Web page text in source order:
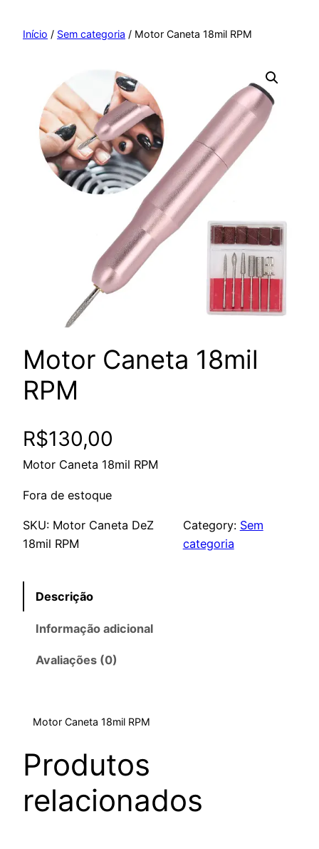
paraInício / Sem categoria / Motor Caneta 18mil RPM
Motor Caneta 18mil
RPM
R$130,00
Motor Caneta 18mil RPM
Fora de estoque
SKU: Motor Caneta DeZ
18mil RPM
Category: Sem
categoria
Descrição
Informação adicional
Avaliações (0)
Motor Caneta 18mil RPM
Produtos
relacionados